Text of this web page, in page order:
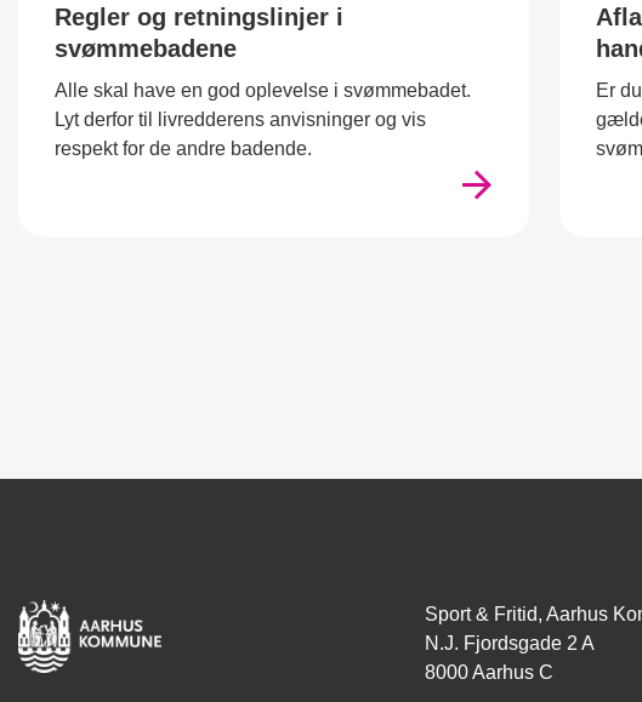
Regler og retningslinjer i
svømmebadene
Alle skal have en god oplevelse i svømmebadet.
Lyt derfor til livredderens anvisninger og vis
respekt for de andre badende.
Er
Sport & Fritid, Aarhus
N.J. Fjordsgade 2 A
8000 Aarhus C